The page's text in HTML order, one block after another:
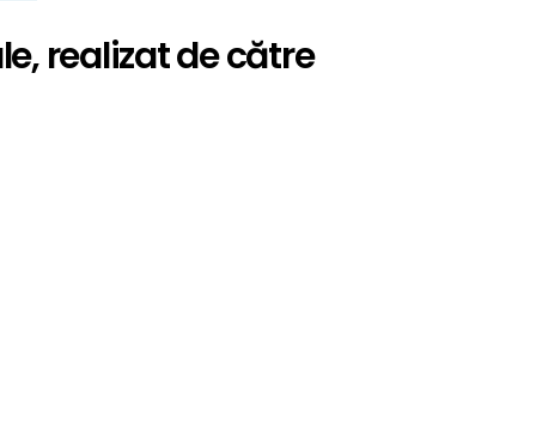
realizat de către